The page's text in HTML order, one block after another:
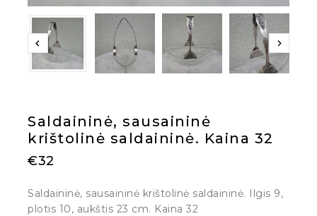
Saldaininė, sausaininė
krištolinė saldaininė. Kaina 32
€32
Saldaininė, sausaininė krištolinė saldaininė. Ilgis 9,
plotis 10, aukštis 23 cm. Kaina 32